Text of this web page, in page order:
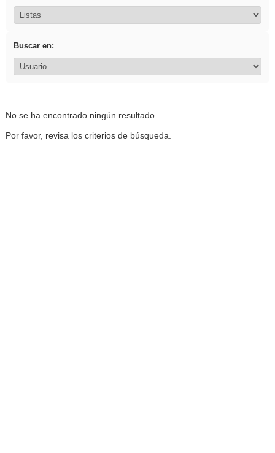
Buscar en:
No se ha encontrado ningún resultado.
Por favor, revisa los criterios de búsqueda.